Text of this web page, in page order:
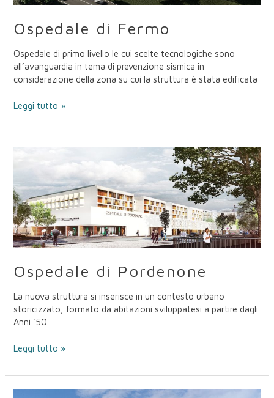
Ospedale di Fermo
Ospedale di primo livello le cui scelte tecnologiche sono
all’avanguardia in tema di prevenzione sismica in
considerazione della zona su cui la struttura è stata edificata
Leggi tutto »
Ospedale di Pordenone
La nuova struttura si inserisce in un contesto urbano
storicizzato, formato da abitazioni sviluppatesi a partire dagli
Anni ’50
Pordenone
Leggi tutto »